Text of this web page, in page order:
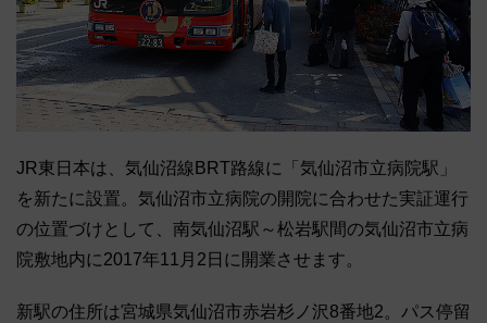
JR東日本は、気仙沼線BRT路線に「気仙沼市立病院駅」
を新たに設置。気仙沼市立病院の開院に合わせた実証運行
の位置づけとして、南気仙沼駅～松岩駅間の気仙沼市立病
院敷地内に2017年11月2日に開業させます。
新駅の住所は宮城県気仙沼市赤岩杉ノ沢8番地2。パス停留